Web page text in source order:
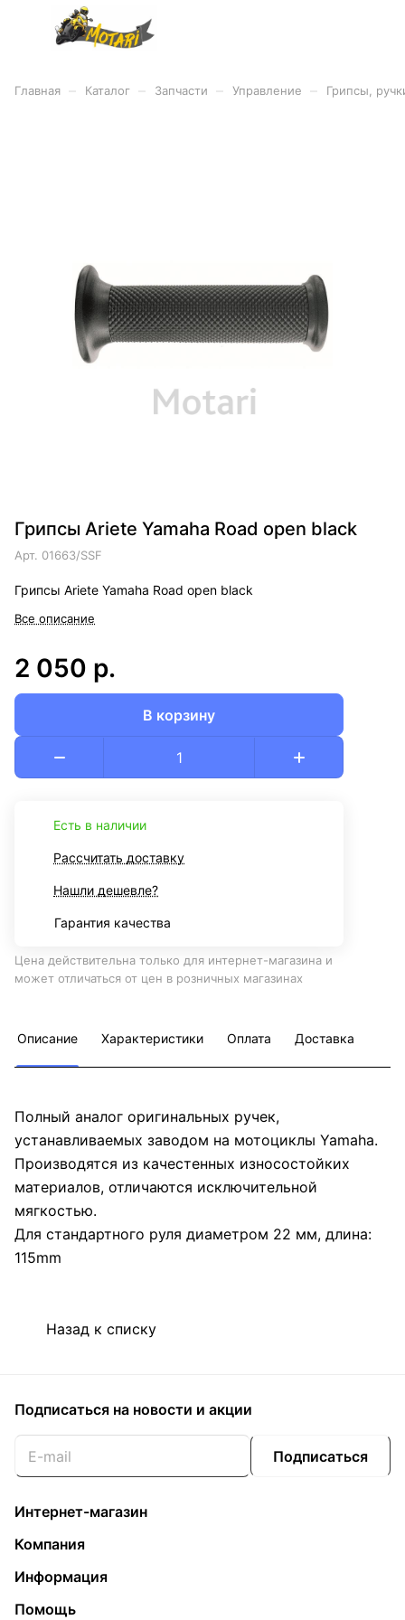
Главная Каталог Запчасти Управление Грипсы,
Грипсы Ariete Yamaha Road open black
Арт. 01663/SSF
Грипсы Ariete Yamaha Road open black
Все описание
2 050 р.
В корзину
Есть в наличии
Рассчитать доставку
Нашли дешевле?
Гарантия качества
Цена действительна только для интернет-магазина и
может отличаться от цен в розничных магазинах
Описание Характеристики Оплата Доставка
Полный аналог оригинальных ручек,
устанавливаемых заводом на мотоциклы Yamaha.
Производятся из качестенных износостойких
материалов, отличаются исключительной
мягкостью.
Для стандартного руля диаметром 22 мм, длина:
115mm
Назад к списку
Подписаться на новости и акции
Подписаться
Интернет-магазин
Компания
Информация
Помощь